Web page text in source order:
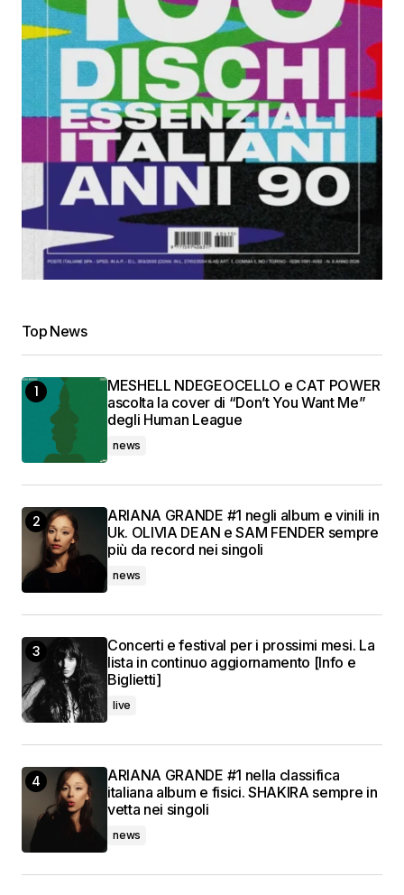
Top News
MESHELL NDEGEOCELLO e CAT POWER
ascolta la cover di “Don’t You Want Me”
degli Human League
news
ARIANA GRANDE #1 negli album e vinili in
Uk. OLIVIA DEAN e SAM FENDER sempre
più da record nei singoli
news
Concerti e festival per i prossimi mesi. La
lista in continuo aggiornamento [Info e
Biglietti]
live
ARIANA GRANDE #1 nella classifica
italiana album e fisici. SHAKIRA sempre in
vetta nei singoli
news